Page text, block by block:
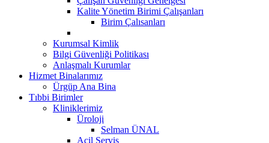
Kalite Yönetim Birimi Çalışanları
Birim Çalısanları
Kurumsal Kimlik
Bilgi Güvenliği Politikası
Anlaşmalı Kurumlar
Hizmet Binalarımız
Ürgüp Ana Bina
Tıbbi Birimler
Kliniklerimiz
Üroloji
Selman ÜNAL
Acil Servis